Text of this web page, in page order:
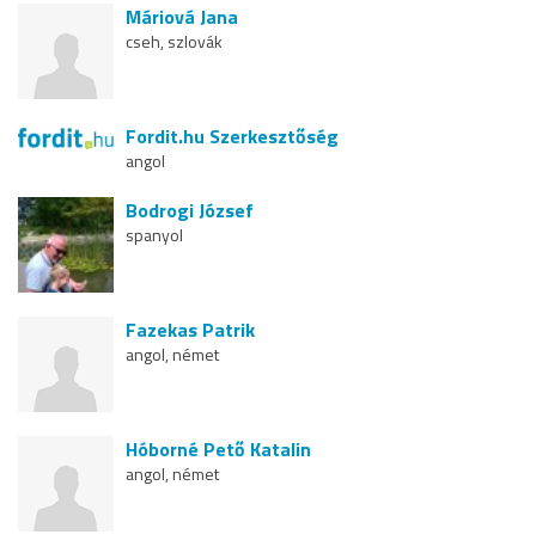
Máriová Jana
cseh, szlovák
Fordit.hu Szerkesztőség
angol
Bodrogi József
spanyol
Fazekas Patrik
angol, német
Hóborné Pető Katalin
angol, német